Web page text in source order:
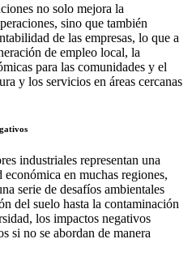
no solo mejora la
sino que también
de las empresas, lo que a
de empleo local, la
para las comunidades y el
y los servicios en áreas cercanas
industriales representan una
en muchas regiones,
serie de desafíos ambientales
del suelo hasta la contaminación
los impactos negativos
si no se abordan de manera